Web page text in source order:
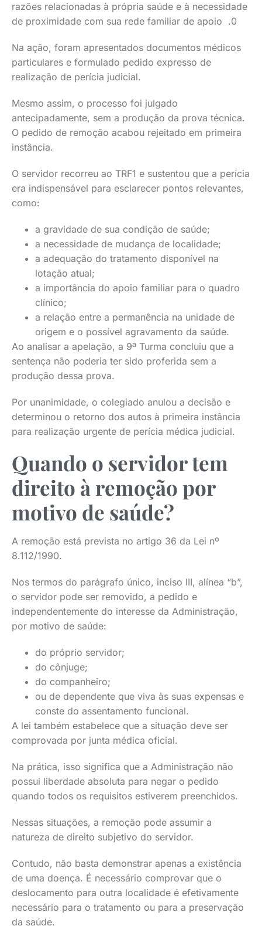
razões relacionadas à própria saúde e à necessidade
de proximidade com sua rede familiar de apoio .0
Na ação, foram apresentados documentos médicos
particulares e formulado pedido expresso de
realização de perícia judicial.
Mesmo assim, o processo foi julgado
antecipadamente, sem a produção da prova técnica.
O pedido de remoção acabou rejeitado em primeira
instância.
O servidor recorreu ao TRF1 e sustentou que a perícia
era indispensável para esclarecer pontos relevantes,
como:
a gravidade de sua condição de saúde;
a necessidade de mudança de localidade;
a adequação do tratamento disponível na
lotação atual;
a importância do apoio familiar para o quadro
clínico;
a relação entre a permanência na unidade de
origem e o possível agravamento da saúde.
Ao analisar a apelação, a 9ª Turma concluiu que a
sentença não poderia ter sido proferida sem a
produção dessa prova.
Por unanimidade, o colegiado anulou a decisão e
determinou o retorno dos autos à primeira instância
para realização urgente de perícia médica judicial.
Quando o servidor tem
direito à remoção por
motivo de saúde?
A remoção está prevista no artigo 36 da Lei nº
8.112/1990.
Nos termos do parágrafo único, inciso III, alínea “b”,
o servidor pode ser removido, a pedido e
independentemente do interesse da Administração,
por motivo de saúde:
do próprio servidor;
do cônjuge;
do companheiro;
ou de dependente que viva às suas expensas e
conste do assentamento funcional.
A lei também estabelece que a situação deve ser
comprovada por junta médica oficial.
Na prática, isso significa que a Administração não
possui liberdade absoluta para negar o pedido
quando todos os requisitos estiverem preenchidos.
Nessas situações, a remoção pode assumir a
natureza de direito subjetivo do servidor.
Contudo, não basta demonstrar apenas a existência
de uma doença. É necessário comprovar que o
deslocamento para outra localidade é efetivamente
necessário para o tratamento ou para a preservação
da saúde.